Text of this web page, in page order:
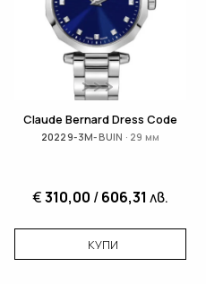
Claude Bernard Dress Code
20229-3M-BUIN · 29 мм
€310,00 /606,31 лв.
КУПИ